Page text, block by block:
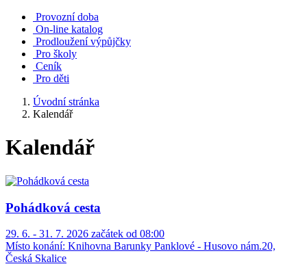
Provozní doba
On-line katalog
Prodloužení výpůjčky
Pro školy
Ceník
Pro děti
Úvodní stránka
Kalendář
Kalendář
Pohádková cesta
29. 6. - 31. 7. 2026 začátek od 08:00
Místo konání: Knihovna Barunky Panklové - Husovo nám.20,
Česká Skalice